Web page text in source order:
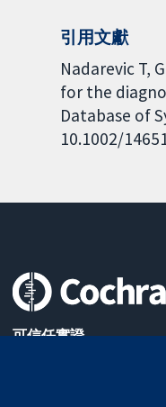
引用文獻
Nadarevic T,
for the
Database of
10.1002/
可信任實證